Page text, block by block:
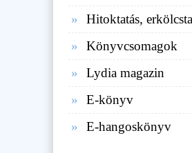
Hitoktatás,
Könyvcsomagok
Lydia magazin
E-könyv
E-hangoskönyv